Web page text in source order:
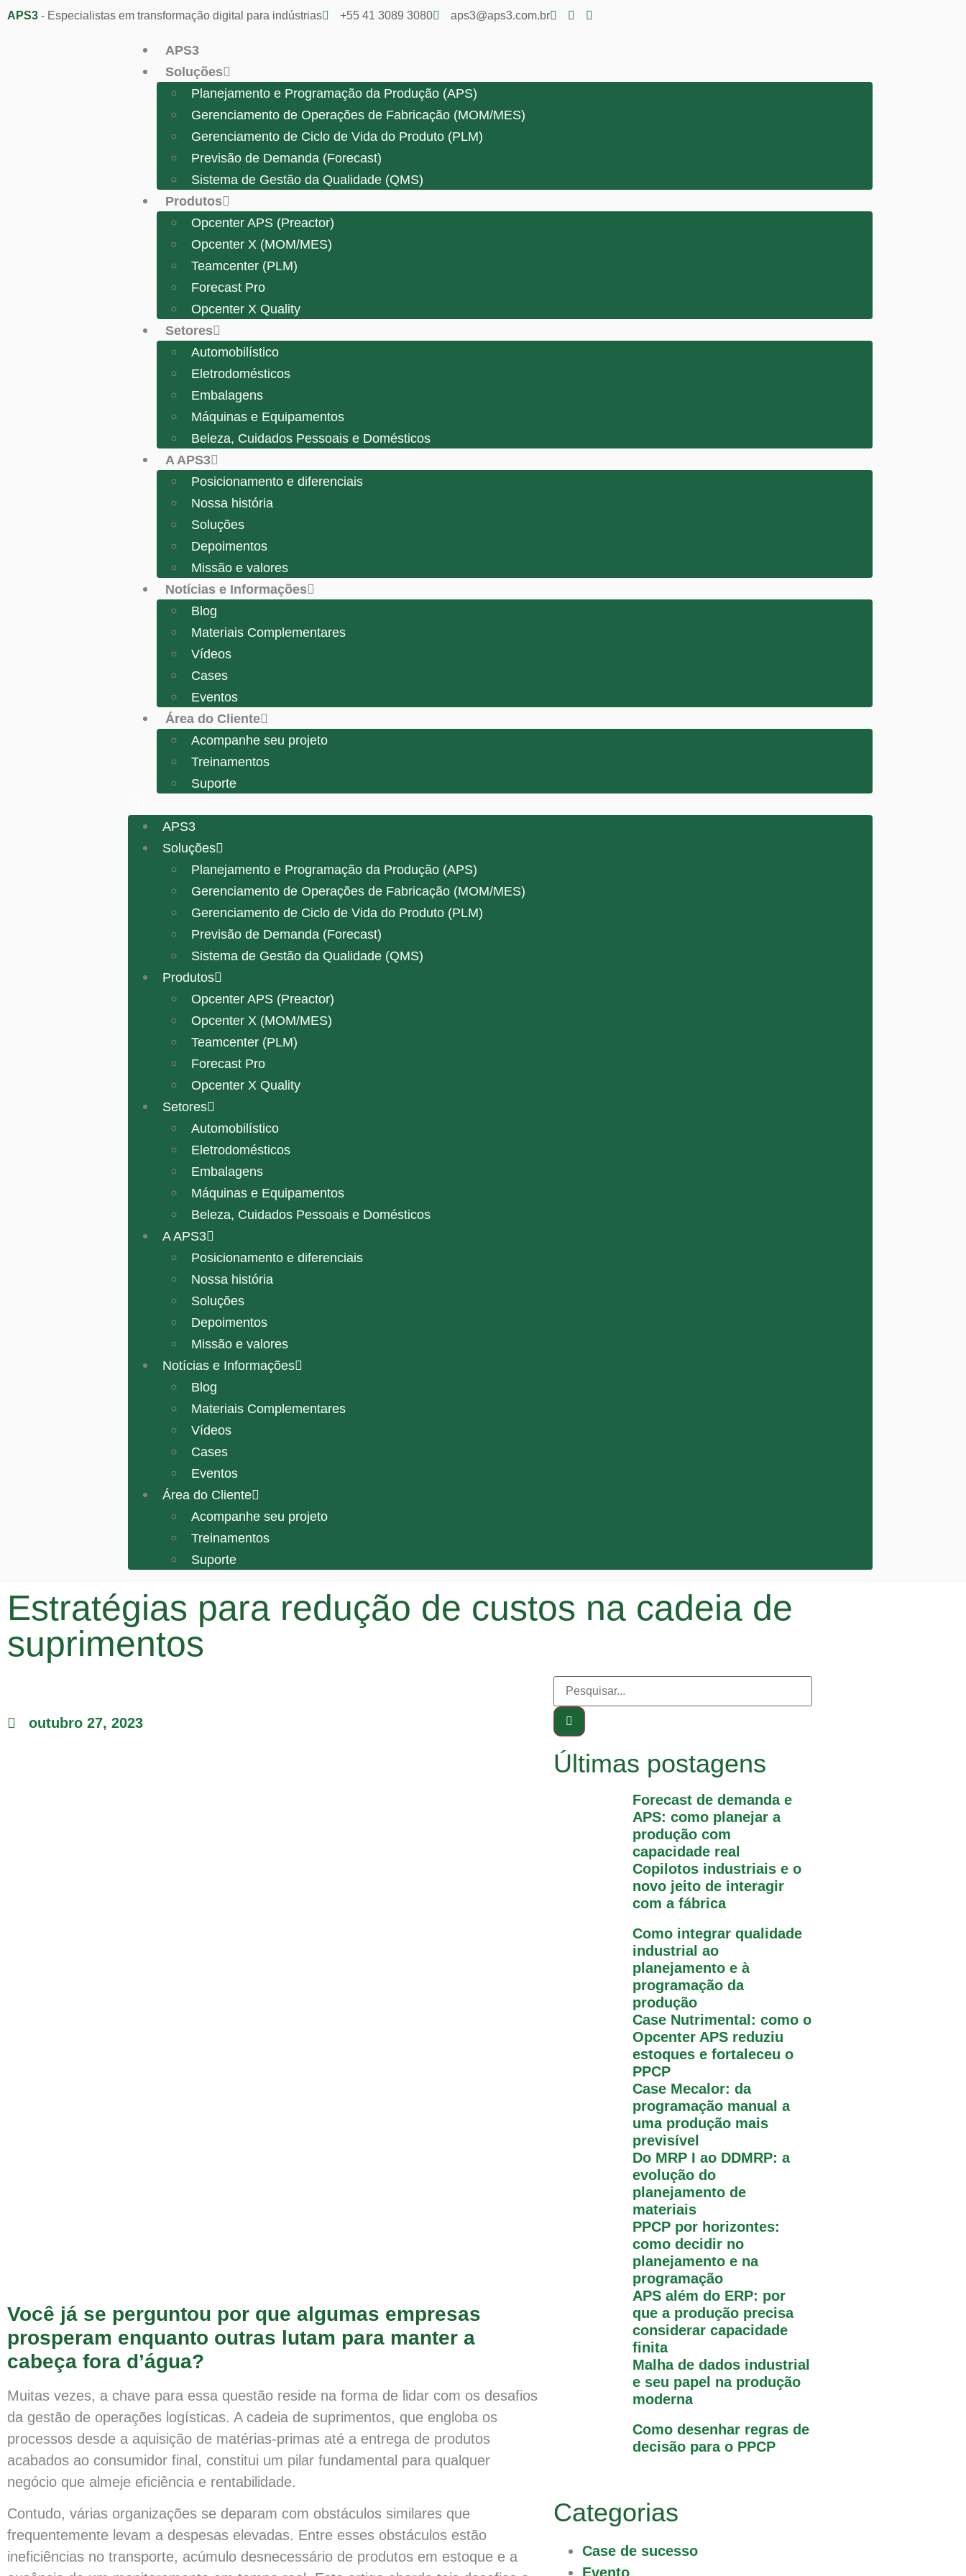
APS3 - Especialistas em transformação digital para indústrias +55 41 3089 3080 aps3@aps3.com.br
APS3
Soluções
Planejamento e Programação da Produção (APS)
Gerenciamento de Operações de Fabricação (MOM/MES)
Gerenciamento de Ciclo de Vida do Produto (PLM)
Previsão de Demanda (Forecast)
Sistema de Gestão da Qualidade (QMS)
Produtos
Opcenter APS (Preactor)
Opcenter X (MOM/MES)
Teamcenter (PLM)
Forecast Pro
Opcenter X Quality
Setores
Automobilístico
Eletrodomésticos
Embalagens
Máquinas e Equipamentos
Beleza, Cuidados Pessoais e Domésticos
A APS3
Posicionamento e diferenciais
Nossa história
Soluções
Depoimentos
Missão e valores
Notícias e Informações
Blog
Materiais Complementares
Vídeos
Cases
Eventos
Área do Cliente
Acompanhe seu projeto
Treinamentos
Suporte
APS3
Soluções
Planejamento e Programação da Produção (APS)
Gerenciamento de Operações de Fabricação (MOM/MES)
Gerenciamento de Ciclo de Vida do Produto (PLM)
Previsão de Demanda (Forecast)
Sistema de Gestão da Qualidade (QMS)
Produtos
Opcenter APS (Preactor)
Opcenter X (MOM/MES)
Teamcenter (PLM)
Forecast Pro
Opcenter X Quality
Setores
Automobilístico
Eletrodomésticos
Embalagens
Máquinas e Equipamentos
Beleza, Cuidados Pessoais e Domésticos
A APS3
Posicionamento e diferenciais
Nossa história
Soluções
Depoimentos
Missão e valores
Notícias e Informações
Blog
Materiais Complementares
Vídeos
Cases
Eventos
Área do Cliente
Acompanhe seu projeto
Treinamentos
Suporte
Estratégias para redução de custos na cadeia de
suprimentos
outubro 27, 2023
Você já se perguntou por que algumas empresas
prosperam enquanto outras lutam para manter a
cabeça fora d’água?
Muitas vezes, a chave para essa questão reside na forma de lidar com os desafios
da gestão de operações logísticas. A cadeia de suprimentos, que engloba os
processos desde a aquisição de matérias-primas até a entrega de produtos
acabados ao consumidor final, constitui um pilar fundamental para qualquer
negócio que almeje eficiência e rentabilidade.
Contudo, várias organizações se deparam com obstáculos similares que
frequentemente levam a despesas elevadas. Entre esses obstáculos estão
ineficiências no transporte, acúmulo desnecessário de produtos em estoque e a
Últimas postagens
Forecast de demanda e
APS: como planejar a
produção com
capacidade real
Copilotos industriais e o
novo jeito de interagir
com a fábrica
Como integrar qualidade
industrial ao
planejamento e à
programação da
produção
Case Nutrimental: como o
Opcenter APS reduziu
estoques e fortaleceu o
PPCP
Case Mecalor: da
programação manual a
uma produção mais
previsível
Do MRP I ao DDMRP: a
evolução do
planejamento de
materiais
PPCP por horizontes:
como decidir no
planejamento e na
programação
APS além do ERP: por
que a produção precisa
considerar capacidade
finita
Malha de dados industrial
e seu papel na produção
moderna
Como desenhar regras de
decisão para o PPCP
Categorias
Case de sucesso
Evento